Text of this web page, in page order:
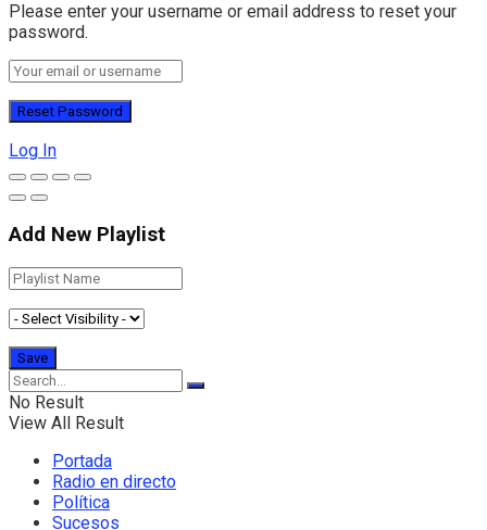
Please enter your username or email address to reset your
password.
Log In
Add New Playlist
No Result
View All Result
Portada
Radio en directo
Política
Sucesos